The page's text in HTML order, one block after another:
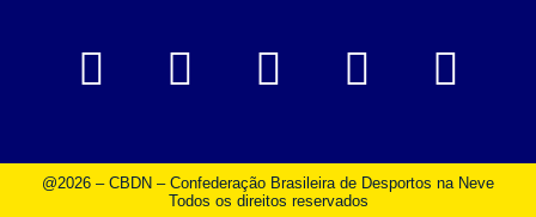
@2026 – CBDN – Confederação Brasileira de Desportos na Neve
Todos os direitos reservados